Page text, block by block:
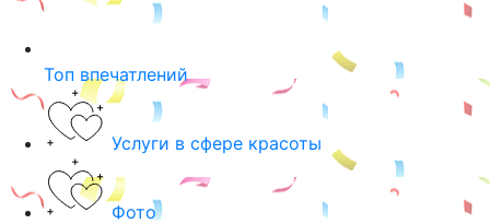
Топ впечатлений
Услуги в сфере красоты
Фото